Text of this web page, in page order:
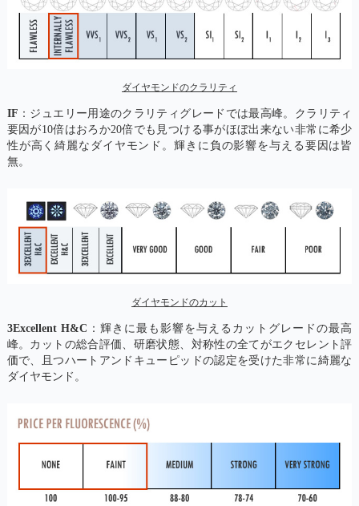
ダイヤモンドのクラリティ
IF ：ジュエリー用途のクラリティグレードでは最高峰。クラリティ
要因が10倍はおろか20倍でも見つける事がほぼ出来ない非常に希少
性が高く綺麗なダイヤモンド。輝きに負の影響を与える要因は皆
無。
ダイヤモンドのカット
3Excellent H&C ：輝きに最も影響を与えるカットグレードの最高
峰。カットの総合評価、研磨状態、対称性の全てがエクセレント評
価で、且つハートアンドキューピッドの認定を受けた非常に綺麗な
ダイヤモンド。